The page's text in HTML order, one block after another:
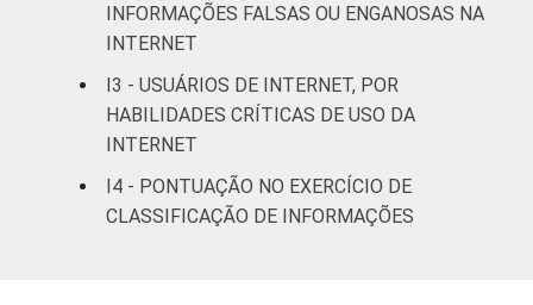
Centro-
52
CLASSE
SOCIAL
AB 55
INFORMAÇÕES FALSAS OU ENGANOSAS NA
INTERNET
I3 - USUÁRIOS DE INTERNET, POR
HABILIDADES CRÍTICAS DE USO DA
INTERNET
I4 - PONTUAÇÃO NO EXERCÍCIO DE
CLASSIFICAÇÃO DE INFORMAÇÕES